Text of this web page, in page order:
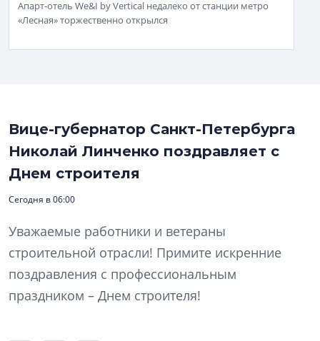
Апарт-отель We&I by Vertical недалеко от станции метро
«Лесная» торжественно открылся
Вице-губернатор Санкт-Петербурга
Николай Линченко поздравляет с
Днем строителя
Сегодня в 06:00
Уважаемые работники и ветераны
строительной отрасли! Примите искренние
поздравления с профессиональным
праздником – Днем строителя!